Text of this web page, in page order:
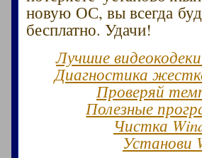
новую ОС, вы всегда
бесплатно. Удачи!
Лучшие
Диагностика
Проверяй
Полезные
Чистка
Установи